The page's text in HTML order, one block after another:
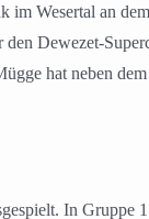
Wesertal an
Dewezet-
hat neben
In